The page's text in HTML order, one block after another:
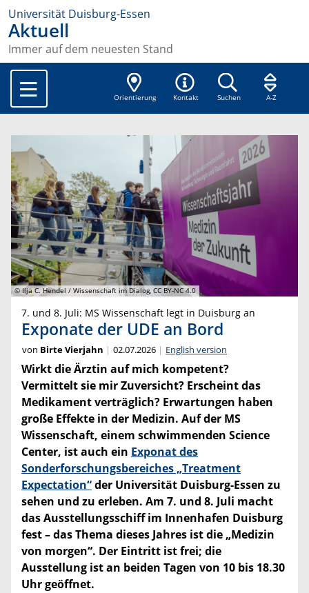
Universität Duisburg-Essen
Aktuell
Immer auf dem neuesten Stand
Orientierung Kontakt Suchen A-Z
© Ilja C. Hendel / Wissenschaft im Dialog, CC BY-NC 4.0
7. und 8. Juli: MS Wissenschaft legt in Duisburg an
Exponate der UDE an Bord
von Birte Vierjahn 02.07.2026 English version
Wirkt die Ärztin auf mich kompetent?
Vermittelt sie mir Zuversicht? Erscheint das
Medikament verträglich? Erwartungen haben
große Effekte in der Medizin. Auf der MS
Wissenschaft, einem schwimmenden Science
Center, ist auch ein Exponat des
Sonderforschungsbereiches „Treatment
Expectation“der Universität Duisburg-Essen zu
sehen und zu erleben. Am 7. und 8. Juli macht
das Ausstellungsschiff im Innenhafen Duisburg
fest – das Thema dieses Jahres ist die „Medizin
von morgen“. Der Eintritt ist frei; die
Ausstellung ist an beiden Tagen von 10 bis 18.30
Uhr geöffnet.